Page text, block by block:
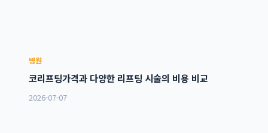
병원
코리프팅가격과 다양한 리프팅 시술의 비용 비교
2026-07-07